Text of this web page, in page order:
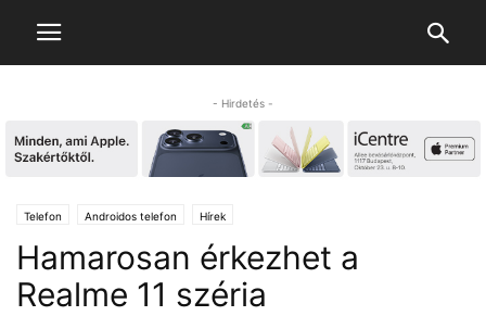
- Hirdetés -
Telefon Androidos telefon Hírek
Hamarosan érkezhet a
Realme 11 széria